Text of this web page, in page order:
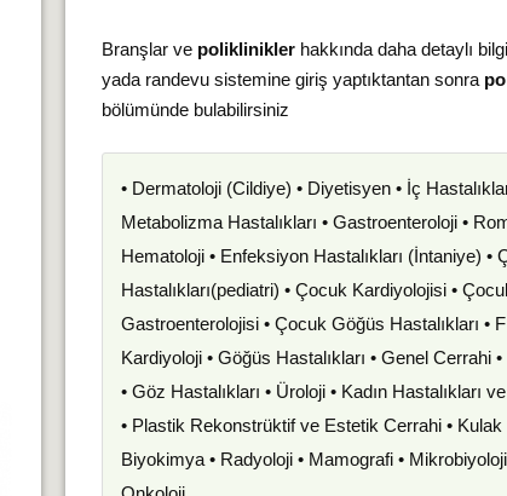
Branşlar ve polikliniklerhakkında daha detaylı
yada randevu sistemine giriş yaptıktantan sonra
bölümünde bulabilirsiniz
• Dermatoloji (Cildiye) • Diyetisyen • İç
Metabolizma Hastalıkları • Gastroenteroloji •
Hematoloji • Enfeksiyon Hastalıkları (İntaniye) •
Hastalıkları(pediatri) • Çocuk Kardiyolojisi •
Gastroenterolojisi • Çocuk Göğüs Hastalıkları •
Kardiyoloji • Göğüs Hastalıkları • Genel Cerrahi
• Göz Hastalıkları • Üroloji • Kadın Hastalıkları
• Plastik Rekonstrüktif ve Estetik Cerrahi • Kulak
Biyokimya • Radyoloji • Mamografi •